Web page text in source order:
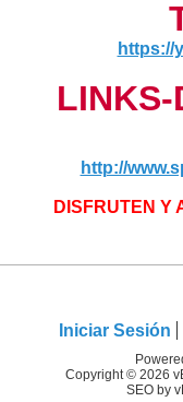
https://
LINKS-
http://
DISFRUTEN Y
Iniciar Sesión
Copyright © 2026
SEO by